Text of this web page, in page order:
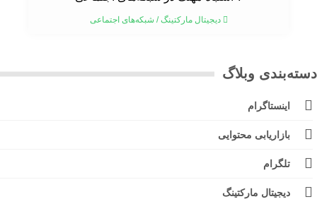
دیجیتال مارکتینگ/شبکه‌های اجتماعی
وبلاگ
اینستاگرام
بازاریابی محتوایی
تلگرام
دیجیتال مارکتینگ